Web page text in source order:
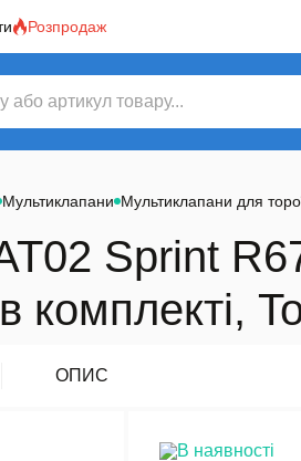
Розпродаж
Мультиклапани Мультиклапани для
Sprint
комплекті,
ОПИС
В наявності